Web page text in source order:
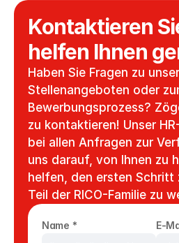
Kontaktieren
helfen Ihnen
Haben Sie Fragen zu
Stellenangeboten oder
Bewerbungsprozess?
zu kontaktieren! Unser
bei allen Anfragen zur
uns darauf, von Ihnen zu
helfen, den ersten Schritt
Teil der RICO-Familie zu
Name * E-